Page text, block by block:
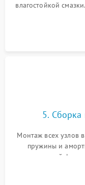
влагостойкой
или
5. Сборка
Монтаж всех узлов
пружины и
надежной
герметиком для